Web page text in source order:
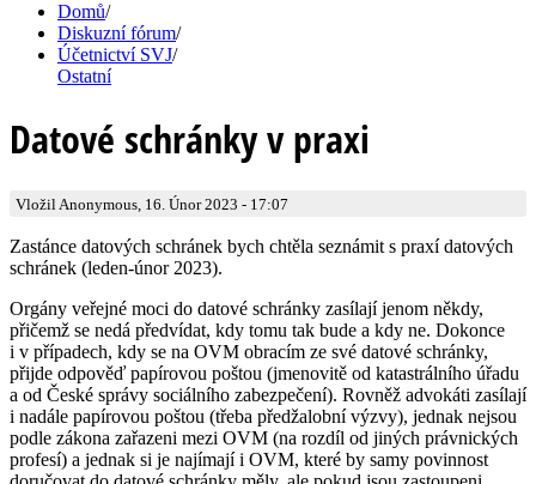
Domů/
Diskuzní fórum/
Účetnictví SVJ/
Ostatní
Datové schránky v praxi
Vložil Anonymous, 16. Únor 2023 - 17:07
Zastánce datových schránek bych chtěla seznámit s praxí datových
schránek (leden-únor 2023).
Orgány veřejné moci do datové schránky zasílají jenom někdy,
přičemž se nedá předvídat, kdy tomu tak bude a kdy ne. Dokonce
i v případech, kdy se na OVM obracím ze své datové schránky,
přijde odpověď papírovou poštou (jmenovitě od katastrálního úřadu
a od České správy sociálního zabezpečení). Rovněž advokáti zasílají
i nadále papírovou poštou (třeba předžalobní výzvy), jednak nejsou
podle zákona zařazeni mezi OVM (na rozdíl od jiných právnických
profesí) a jednak si je najímají i OVM, které by samy povinnost